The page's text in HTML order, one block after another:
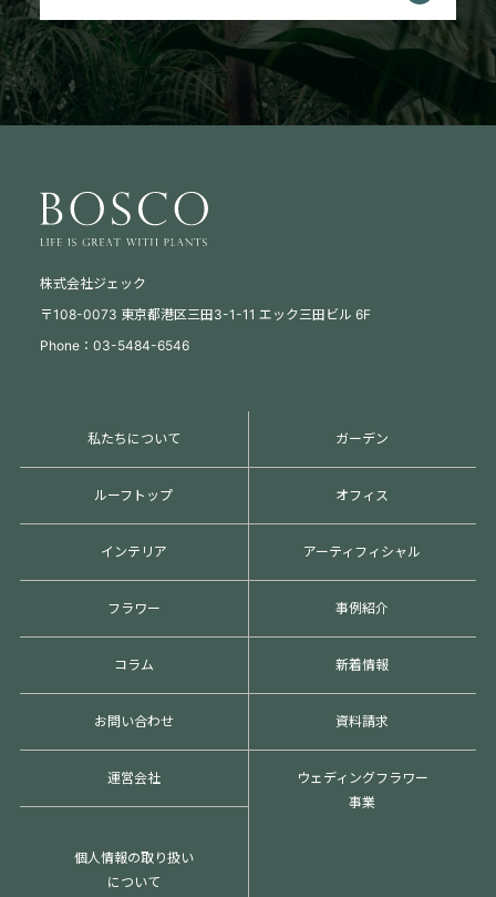
株式会社ジェック
〒108-0073 東京都港区三田3-1-11 エック三田ビル 6F
Phone：03-5484-6546
私たちについて ガーデン
ルーフトップ オフィス
インテリア アーティフィシャル
フラワー 事例紹介
コラム 新着情報
お問い合わせ 資料請求
運営会社
ウェディングフラワー
事業
個人情報の取り扱い
について